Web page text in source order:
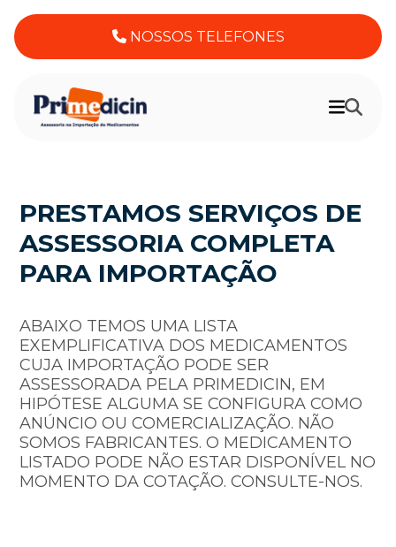
NOSSOS TELEFONES
PRESTAMOS SERVIÇOS DE
ASSESSORIA COMPLETA
PARA IMPORTAÇÃO
ABAIXO TEMOS UMA LISTA
EXEMPLIFICATIVA DOS MEDICAMENTOS
CUJA IMPORTAÇÃO PODE SER
ASSESSORADA PELA PRIMEDICIN, EM
HIPÓTESE ALGUMA SE CONFIGURA COMO
ANÚNCIO OU COMERCIALIZAÇÃO. NÃO
SOMOS FABRICANTES. O MEDICAMENTO
LISTADO PODE NÃO ESTAR DISPONÍVEL NO
MOMENTO DA COTAÇÃO. CONSULTE-NOS.